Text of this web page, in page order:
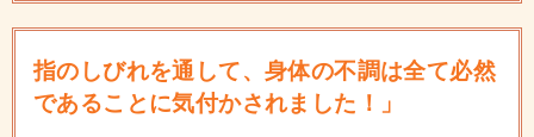
指のしびれを通して、身体の不調は全て必然
であることに気付かされました！」